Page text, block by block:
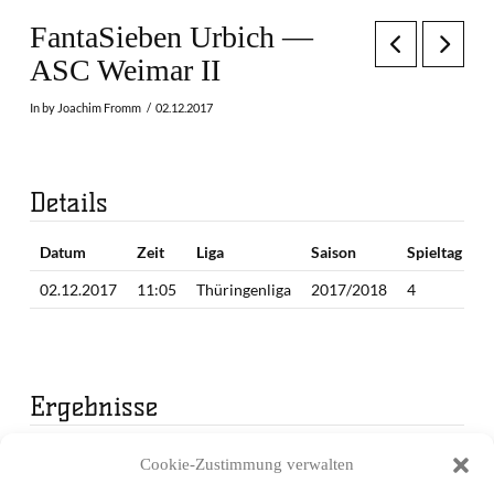
Cookie-Zustimmung verwalten
FantaSieben Urbich —
ASC Weimar II
In by Joachim Fromm 02.12.2017
Details
Datum Zeit Liga Saison
Spieltag
02.12.2017
11:05 Thüringenliga 2017/2018 4
Ergebnisse
1. Periode 2. Periode
Endergebnis